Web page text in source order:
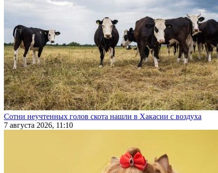
Сотни неучтенных голов скота нашли в Хакасии с воздуха
7 августа 2026, 11:10